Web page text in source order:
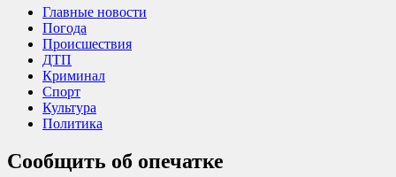
Главные новости
Погода
Происшествия
ДТП
Криминал
Спорт
Культура
Политика
Сообщить об опечатке